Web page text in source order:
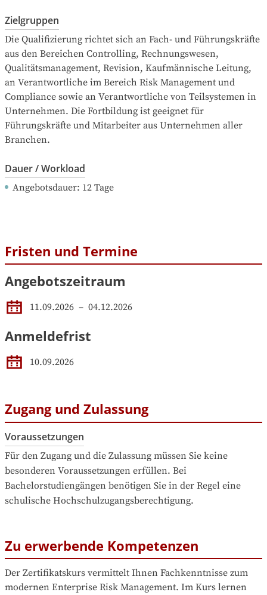
Zielgruppen
Die Qualifizierung richtet sich an Fach- und Führungskräfte
aus den Bereichen Controlling, Rechnungswesen,
Qualitätsmanagement, Revision, Kaufmännische Leitung,
an Verantwortliche im Bereich Risk Management und
Compliance sowie an Verantwortliche von Teilsystemen in
Unternehmen. Die Fortbildung ist geeignet für
Führungskräfte und Mitarbeiter aus Unternehmen aller
Branchen.
Dauer / Workload
Angebotsdauer: 12 Tage
Fristen und Termine
Angebotszeitraum
11.09.2026 – 04.12.2026
Anmeldefrist
10.09.2026
Zugang und Zulassung
Voraussetzungen
Für den Zugang und die Zulassung müssen Sie keine
besonderen Voraussetzungen erfüllen. Bei
Bachelorstudiengängen benötigen Sie in der Regel eine
schulische Hochschulzugangsberechtigung.
Zu erwerbende Kompetenzen
Der Zertifikatskurs vermittelt Ihnen Fachkenntnisse zum
modernen Enterprise Risk Management. Im Kurs lernen